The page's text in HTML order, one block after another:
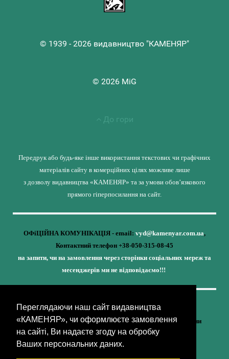
Переглядаючи наш сайт видавництва
«КАМЕНЯР», чи оформлюєте замовлення
на сайті, Ви надаєте згоду на обробку
Ваших персональних даних.
© 1939 - 2026 видавництво "КАМЕНЯР"
© 2026 MiG
До гори
Передрук або будь-яке інше використання текстових чи графічних
матеріалів сайту в комерційних цілях можливе лише
з дозволу видавництва «КАМЕНЯР» та за умови обов’язкового
прямого гіперпосилання на сайт.
ОФіЦІЙНА КОМУНІКАЦІЯ - email: vyd@kamenyar.com.ua,
Контактний телефон +38-050-315-08-45
на запити, чи на замовлення через сторінки соціальних мереж та
месенджерів ми не відповідаємо!!!
Кожне наше видання - це внесок у спротив,
у збереження ідентичності та неминучу перемогу України
(видавництво «КАМЕНЯР»)